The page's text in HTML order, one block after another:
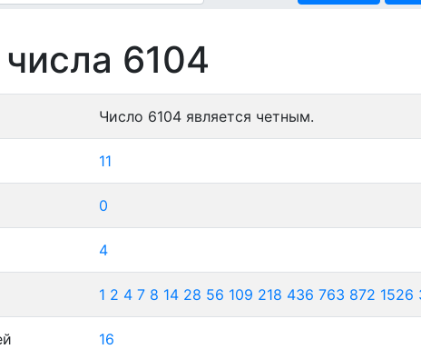
6104
Число 6104 является четным.
11
0
4
1 2 4 7 8 14 28 56 109 218 436 763 872 1526
16